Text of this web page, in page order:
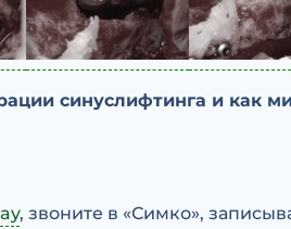
синуслифтинга и как
, звоните в «Симко»,